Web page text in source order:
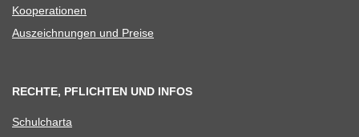
Koope­ra­tio­nen
Aus­zeich­nun­gen und Preise
RECHTE, PFLICHTEN UND INFOS
Schul­charta